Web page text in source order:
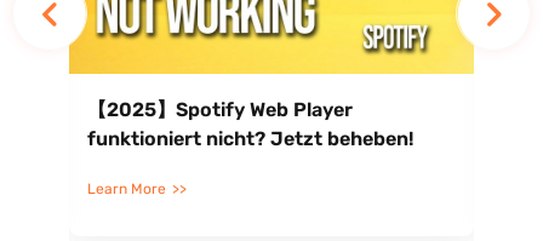
【2025】Spotify Web Player
funktioniert nicht? Jetzt beheben!
Learn More